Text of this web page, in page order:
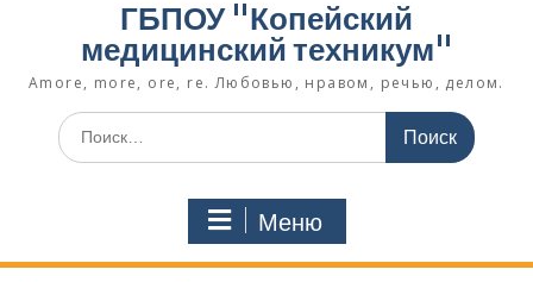
ГБПОУ "Копейский
медицинский техникум"
Amore, more, ore, re. Любовью, нравом, речью, делом.
Поиск
по:
Меню